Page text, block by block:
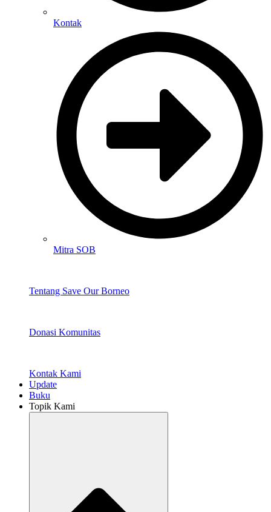
Kontak
Mitra SOB
Tentang Save Our Borneo
Donasi Komunitas
Kontak Kami
Update
Buku
Topik Kami